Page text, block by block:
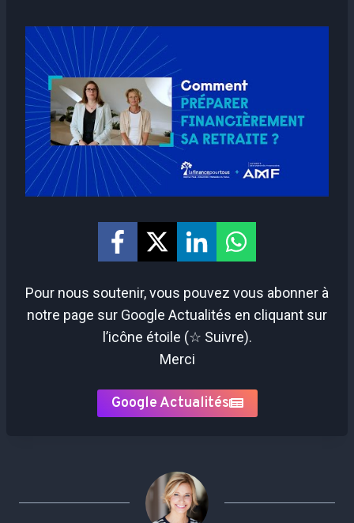
Pour nous soutenir, vous pouvez vous abonner à
notre page sur Google Actualités en cliquant sur
l’icône étoile (☆ Suivre).
Merci
Google Actualités